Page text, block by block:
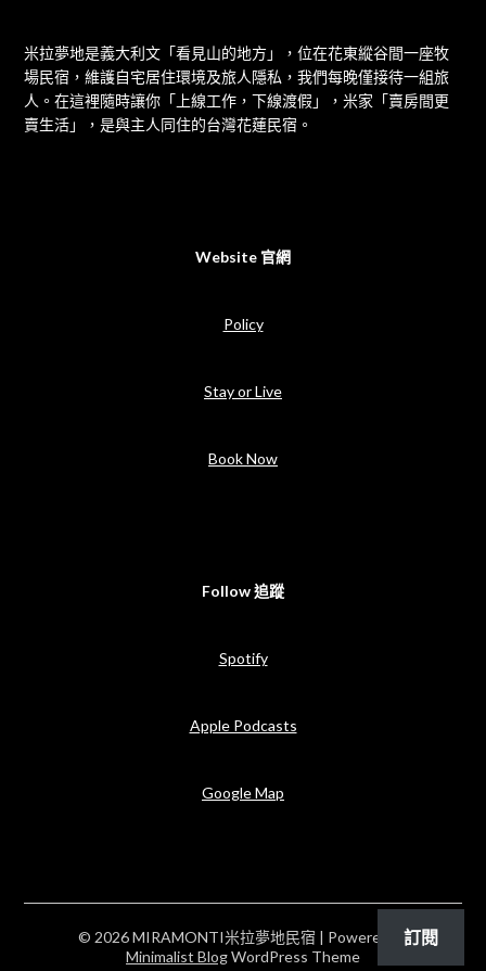
米拉夢地是義大利文「看見山的地方」，位在花東縱谷間一座牧
場民宿，維護自宅居住環境及旅人隱私，我們每晚僅接待一組旅
人。在這裡隨時讓你「上線工作，下線渡假」，米家「賣房間更
賣生活」，是與主人同住的台灣花蓮民宿。
Website 官網
Policy
Stay or Live
Book Now
Follow 追蹤
Spotify
Apple Podcasts
Google Map
© 2026 MIRAMONTI米拉夢地民宿 | Powered by
Minimalist BlogWordPress Theme
訂閱